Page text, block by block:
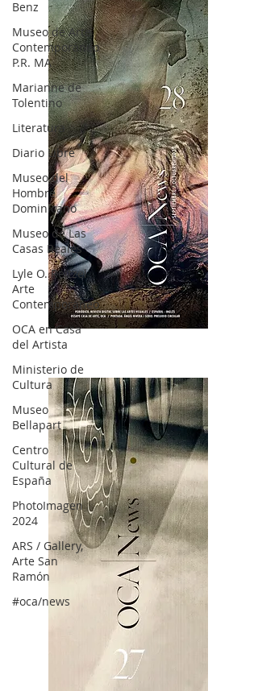
Benz
Museo de Arte
Contemporáneo
P.R. MA
Marianne de
Tolentino
Literatura
Diario Libre
Museo del
Hombre
Dominicano
Museo de Las
Casas Reales
Lyle O. Reitzel
Arte
Contemporáneo
OCA en Casa
del Artista
Ministerio de
Cultura
Museo
Bellapart
Centro
Cultural de
España
PhotoImagen
2024
ARS / Gallery,
Arte San
Ramón
#oca/news
OCA|News 28 / Julio-Agosto-Septiembre, 2023